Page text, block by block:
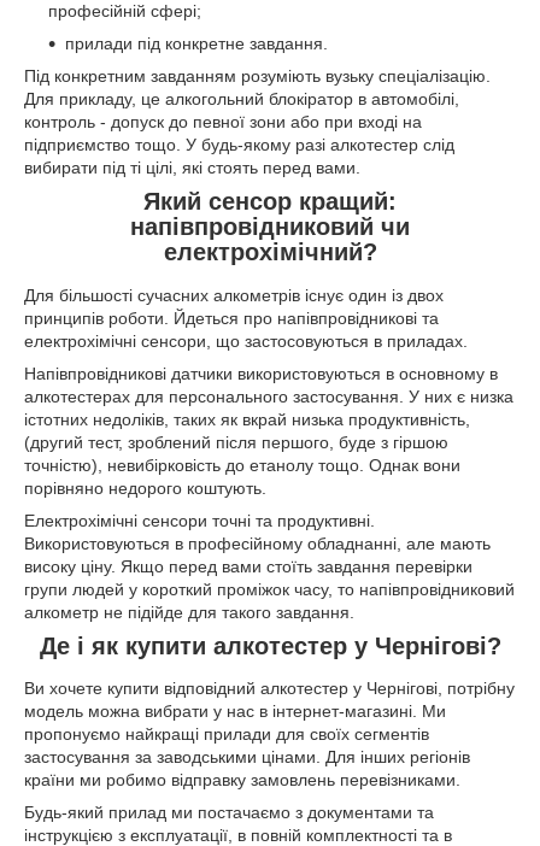
професійній сфері;
прилади під конкретне завдання.
Під конкретним завданням розуміють вузьку спеціалізацію.
Для прикладу, це алкогольний блокіратор в автомобілі,
контроль - допуск до певної зони або при вході на
підприємство тощо. У будь-якому разі алкотестер слід
вибирати під ті цілі, які стоять перед вами.
Який сенсор кращий:
напівпровідниковий чи
електрохімічний?
Для більшості сучасних алкометрів існує один із двох
принципів роботи. Йдеться про напівпровідникові та
електрохімічні сенсори, що застосовуються в приладах.
Напівпровідникові датчики використовуються в основному в
алкотестерах для персонального застосування. У них є низка
істотних недоліків, таких як вкрай низька продуктивність,
(другий тест, зроблений після першого, буде з гіршою
точністю), невибірковість до етанолу тощо. Однак вони
порівняно недорого коштують.
Електрохімічні сенсори точні та продуктивні.
Використовуються в професійному обладнанні, але мають
високу ціну. Якщо перед вами стоїть завдання перевірки
групи людей у короткий проміжок часу, то напівпровідниковий
алкометр не підійде для такого завдання.
Де і як купити алкотестер у Чернігові?
Ви хочете купити відповідний алкотестер у Чернігові, потрібну
модель можна вибрати у нас в інтернет-магазині. Ми
пропонуємо найкращі прилади для своїх сегментів
застосування за заводськими цінами. Для інших регіонів
країни ми робимо відправку замовлень перевізниками.
Будь-який прилад ми постачаємо з документами та
інструкцією з експлуатації, в повній комплектності та в